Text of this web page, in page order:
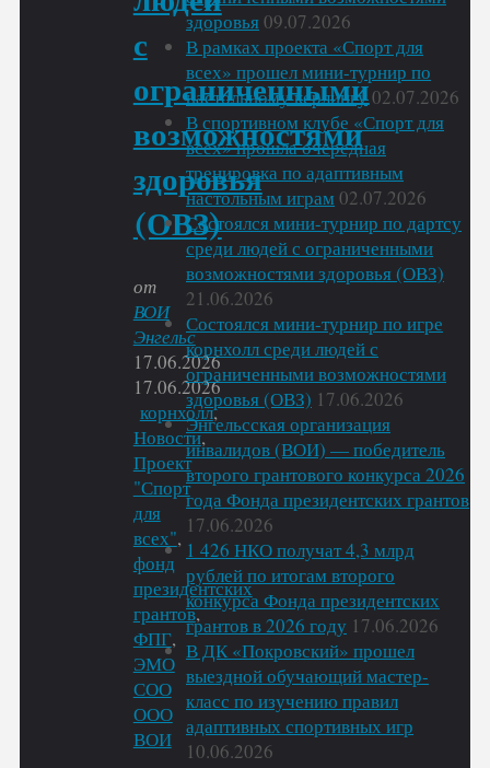
с
ограниченными
возможностями
здоровья
(ОВЗ)
от
ВОИ
Энгельс
17.06.2026
17.06.2026
корнхолл,
Новости,
Проект
"Спорт
для
всех",
фонд
президентских
грантов,
ФПГ,
ЭМО
СОО
ООО
ВОИ
здоровья09.07.2026
В рамках проекта «Спорт для
всех» прошел мини-турнир по
настольному керлингу02.07.2026
В спортивном клубе «Спорт для
всех» прошла очередная
тренировка по адаптивным
настольным играм 02.07.2026
Состоялся мини-турнир по дартсу
среди людей с ограниченными
возможностями здоровья (ОВЗ)
21.06.2026
Состоялся мини-турнир по игре
корнхолл среди людей с
ограниченными возможностями
здоровья (ОВЗ) 17.06.2026
Энгельсская организация
инвалидов (ВОИ) — победитель
второго грантового конкурса 2026
года Фонда президентских грантов
17.06.2026
1 426 НКО получат 4,3 млрд
рублей по итогам второго
конкурса Фонда президентских
грантов в 2026 году 17.06.2026
В ДК «Покровский» прошел
выездной обучающий мастер-
класс по изучению правил
адаптивных спортивных игр
10.06.2026